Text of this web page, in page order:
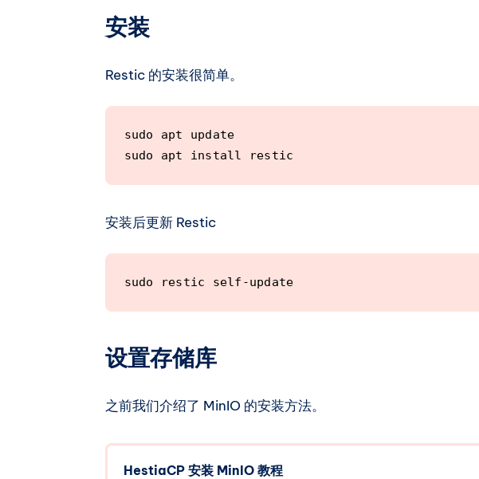
安装
Restic 的安装很简单。
sudo apt update
sudo apt install restic
安装后更新 Restic
sudo restic self-update
设置存储库
之前我们介绍了 MinIO 的安装方法。
HestiaCP 安装 MinIO 教程